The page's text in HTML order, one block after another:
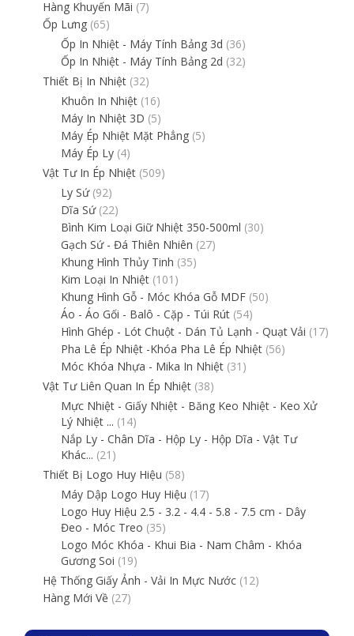
Hàng Khuyến Mãi (7)
Ốp Lưng (65)
Ốp In Nhiệt - Máy Tính Bảng 3d (36)
Ốp In Nhiệt - Máy Tính Bảng 2d (32)
Thiết Bị In Nhiệt (32)
Khuôn In Nhiệt (16)
Máy In Nhiệt 3D (5)
Máy Ép Nhiệt Mặt Phẳng (5)
Máy Ép Ly (4)
Vật Tư In Ép Nhiệt (509)
Ly Sứ (92)
Dĩa Sứ (22)
Bình Kim Loại Giữ Nhiệt 350-500ml (30)
Gạch Sứ - Đá Thiên Nhiên (27)
Khung Hình Thủy Tinh (35)
Kim Loại In Nhiệt (101)
Khung Hình Gỗ - Móc Khóa Gỗ MDF (50)
Áo - Áo Gối - Balô - Cặp - Túi Rút (54)
Hình Ghép - Lót Chuột - Dán Tủ Lạnh - Quạt Vải (17)
Pha Lê Ép Nhiệt -Khóa Pha Lê Ép Nhiệt (56)
Móc Khóa Nhựa - Mika In Nhiệt (31)
Vật Tư Liên Quan In Ép Nhiệt (38)
Mực Nhiệt - Giấy Nhiệt - Băng Keo Nhiệt - Keo Xử
Lý Nhiệt ... (14)
Nắp Ly - Chân Dĩa - Hộp Ly - Hộp Dĩa - Vật Tư
Khác... (21)
Thiết Bị Logo Huy Hiệu (58)
Máy Dập Logo Huy Hiệu (17)
Logo Huy Hiệu 2.5 - 3.2 - 4.4 - 5.8 - 7.5 cm - Dây
Đeo - Móc Treo (35)
Logo Móc Khóa - Khui Bia - Nam Châm - Khóa
Gương Soi (19)
Hệ Thống Giấy Ảnh - Vải In Mực Nước (12)
Hàng Mới Về (27)